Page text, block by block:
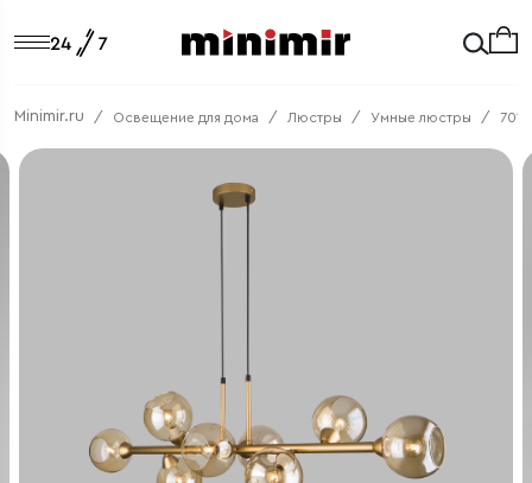
Minimir.ru Освещение для дома Люстры Умные люстры